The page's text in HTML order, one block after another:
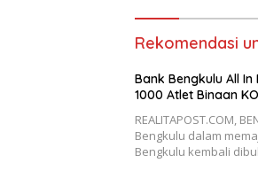
Rekomendasi
Bank Bengkulu All
1000 Atlet Binaan
REALITAPOST.COM,
Bengkulu dalam
Bengkulu kembali